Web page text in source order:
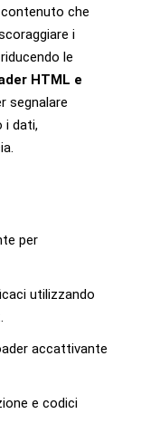
contenuto che
i
le
HTML e
segnalare
i dati,
per
utilizzando
accattivante
e codici